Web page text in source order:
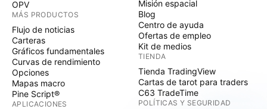
OPV
MÁS PRODUCTOS
Flujo de noticias
Carteras
Gráficos fundamentales
Curvas de rendimiento
Opciones
Mapas macro
Pine Script®
APLICACIONES
Misión espacial
Blog
Centro de ayuda
Ofertas de empleo
Kit de medios
TIENDA
Tienda TradingView
Cartas de tarot para traders
C63 TradeTime
POLÍTICAS Y SEGURIDAD